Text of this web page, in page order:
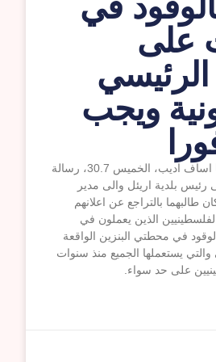
على
الرئيسي
ويجب
ارسل مدير نقابة معا اساف اديب، الخميس 30.7، رسالة
رئيس بلدية اريئل والى مدير
طالبهما بالتراجع عن اعلانهم
الذين يعملون في
في محطتي البنزين الواقعة
يستعملها الجميع منذ سنوات
على حد سواء.